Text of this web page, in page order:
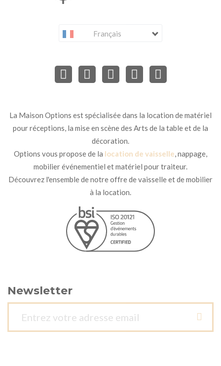
Français
La Maison Options est spécialisée dans la location de matériel
pour réceptions, la mise en scène des Arts de la table et de la
décoration.
Options vous propose de la location de vaisselle, nappage,
mobilier événementiel et matériel pour traiteur.
Découvrez l'ensemble de notre offre de vaisselle et de mobilier
à la location.
Newsletter